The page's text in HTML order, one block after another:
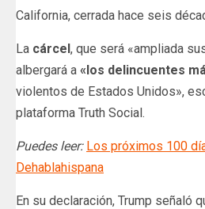
California, cerrada hace seis
La cárcel, que será «ampliada
albergará a «los delincuentes
violentos de Estados Unidos»,
plataforma Truth Social.
Puedes leer: Los próximos 100
Dehablahispana
En su declaración, Trump señaló